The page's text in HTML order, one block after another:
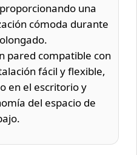
una
cómoda durante
pared compatible con
fácil y flexible,
en el escritorio y
del espacio de